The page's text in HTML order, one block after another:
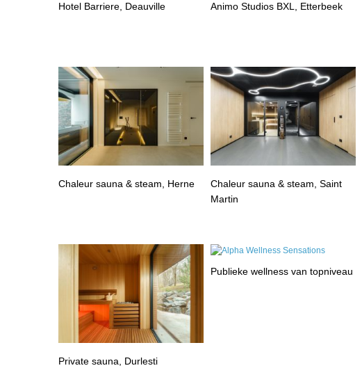
Hotel Barriere, Deauville Animo Studios BXL, Etterbeek
Chaleur sauna & steam, Herne
Chaleur sauna & steam, Saint
Martin
Private sauna, Durlesti
Publieke wellness van topniveau